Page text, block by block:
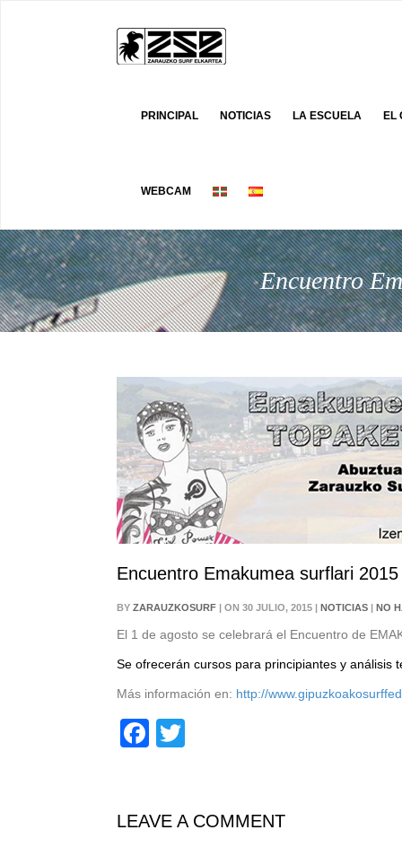
PRINCIPAL NOTICIAS LA ESCUELA EL
WEBCAM
Encuentro
Encuentro Emakumea surflari 2015
BY ZARAUZKOSURF | ON 30 JULIO, 2015 | NOTICIAS | NO
El 1 de agosto se celebrará el Encuentro de
Se ofrecerán cursos para principiantes y análisis
Más información en: http://
Facebook
LEAVE A COMMENT